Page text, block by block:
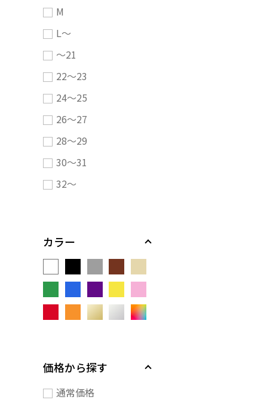
M
L～
～21
22～23
24～25
26～27
28～29
30～31
32～
カラー
価格から探す
通常価格